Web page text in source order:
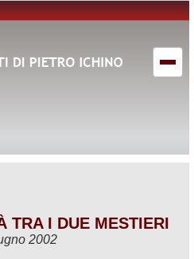
TRA I DUE MESTIERI
2002